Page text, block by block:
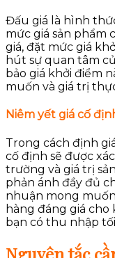
Đấu giá là hình
mức giá sản phẩm
giá, đặt mức giá
hút sự quan tâm
bảo giá khởi điểm
muốn và giá trị
Niêm yết giá cố
Trong cách định
cố định sẽ được
trường và giá trị
phản ánh đầy đủ
nhuận mong
hàng đáng giá
bạn có thu nhập
Nguyên tắc